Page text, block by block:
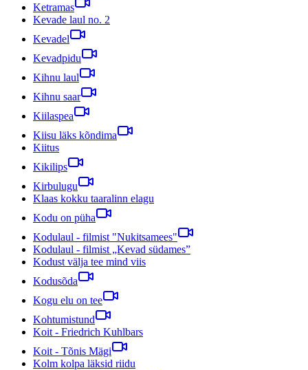
Ketramas
Kevade laul no. 2
Kevadel
Kevadpidu
Kihnu laul
Kihnu saar
Kiilaspea
Kiisu läks kõndima
Kiitus
Kikilips
Kirbulugu
Klaas kokku taaralinn elagu
Kodu on püha
Kodulaul - filmist "Nukitsamees"
Kodulaul - filmist „Kevad südames”
Kodust välja tee mind viis
Kodusõda
Kogu elu on tee
Kohtumistund
Koit - Friedrich Kuhlbars
Koit - Tõnis Mägi
Kolm kolpa läksid riidu